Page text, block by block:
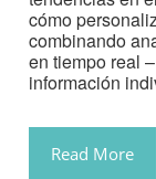
cómo
combinando
en tiempo real
información
Read More